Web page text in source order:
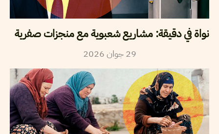
نواة في دقيقة: مشاريع شعبوية مع منجزات صفرية
29 جوان2026